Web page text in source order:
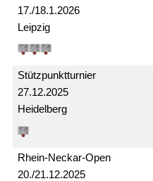
17./18.1.2026
Leipzig
27.12.2025
Stützpunkt­turnier
Heidelberg
20./21.12.2025
Rhein-Neckar-Open